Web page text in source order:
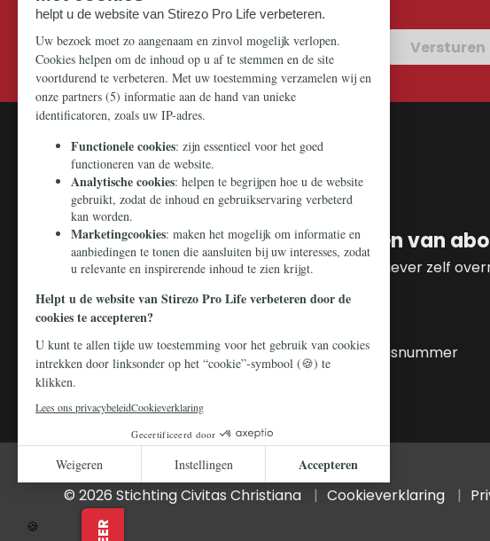
Zorg dat u niets over dit thema mist.
Versturen
U kunt ongeboren kinderen redden van
Makkelijk en snel doneren kan viaiDEAL
. Wilt u liever zelf
NL16 ABNA 0824 7500 47
T.n.v. Stichting Civitas Christiana
O.v.v. Webdonatie Stirezo en uw postcode + huisnummer
© 2026 Stichting Civitas Christiana Cookieverklaring